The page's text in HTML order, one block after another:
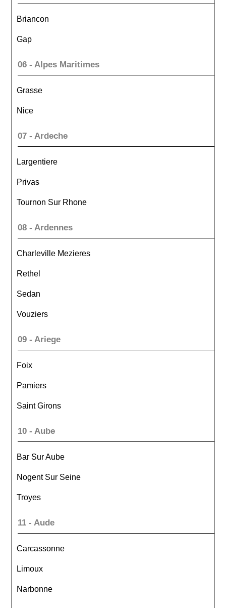
Briancon
Gap
06 - Alpes Maritimes
Grasse
Nice
07 - Ardeche
Largentiere
Privas
Tournon Sur Rhone
08 - Ardennes
Charleville Mezieres
Rethel
Sedan
Vouziers
09 - Ariege
Foix
Pamiers
Saint Girons
10 - Aube
Bar Sur Aube
Nogent Sur Seine
Troyes
11 - Aude
Carcassonne
Limoux
Narbonne